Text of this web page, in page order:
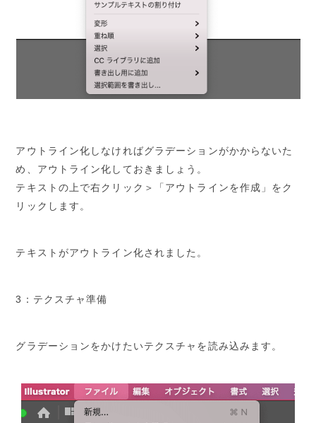
アウトライン化しなければグラデーションがかからないた
め、アウトライン化しておきましょう。
テキストの上で右クリック＞「アウトラインを作成」をク
リックします。
テキストがアウトライン化されました。
3：テクスチャ準備
グラデーションをかけたいテクスチャを読み込みます。